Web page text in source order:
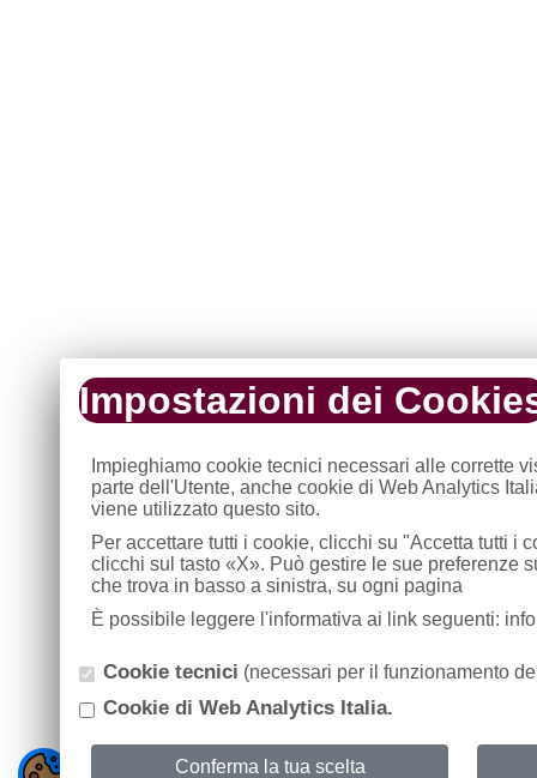
Impostazioni dei
Impieghiamo cookie tecnici necessari alle corrette
parte dell'Utente, anche cookie di Web Analytics
viene utilizzato questo sito.
Per accettare tutti i cookie, clicchi su "Accetta tutti i
clicchi sul tasto «X». Può gestire le sue preferenze
che trova in basso a sinistra, su ogni pagina
È possibile leggere l'informativa ai link seguenti:
Cookie tecnici (necessari per il funzionamento
Cookie di Web Analytics Italia.
Conferma la tua scelta